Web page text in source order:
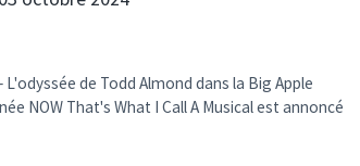
de Todd Almond dans la Big Apple
NOW That's What I Call A Musical est annoncé